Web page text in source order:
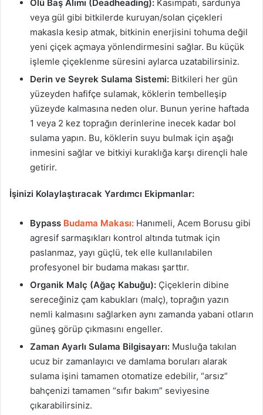
Ölü Baş Alımı (Deadheading): Kasımpatı, sardunya
veya gül gibi bitkilerde kuruyan/solan çiçekleri
makasla kesip atmak, bitkinin enerjisini tohuma değil
yeni çiçek açmaya yönlendirmesini sağlar. Bu küçük
işlemle çiçeklenme süresini aylarca uzatabilirsiniz.
Derin ve Seyrek Sulama Sistemi: Bitkileri her gün
yüzeyden hafifçe sulamak, köklerin tembelleşip
yüzeyde kalmasına neden olur. Bunun yerine haftada
1 veya 2 kez toprağın derinlerine inecek kadar bol
sulama yapın. Bu, köklerin suyu bulmak için aşağı
inmesini sağlar ve bitkiyi kuraklığa karşı dirençli hale
getirir.
İşinizi Kolaylaştıracak Yardımcı Ekipmanlar:
Bypass Budama Makası: Hanımeli, Acem Borusu gibi
agresif sarmaşıkları kontrol altında tutmak için
paslanmaz, yayı güçlü, tek elle kullanılabilen
profesyonel bir budama makası şarttır.
Organik Malç (Ağaç Kabuğu): Çiçeklerin dibine
sereceğiniz çam kabukları (malç), toprağın yazın
nemli kalmasını sağlarken aynı zamanda yabani otların
güneş görüp çıkmasını engeller.
Zaman Ayarlı Sulama Bilgisayarı: Musluğa takılan
ucuz bir zamanlayıcı ve damlama boruları alarak
sulama işini tamamen otomatize edebilir, “arsız”
bahçenizi tamamen “sıfır bakım” seviyesine
çıkarabilirsiniz.